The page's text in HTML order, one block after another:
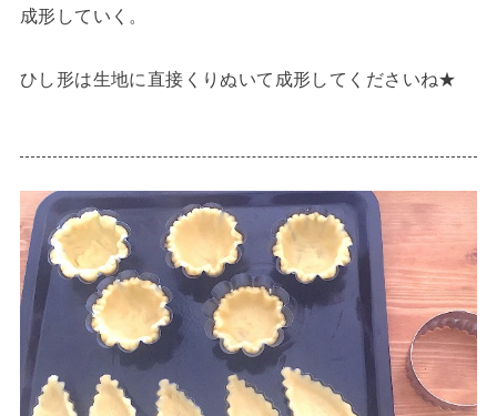
成形していく。
ひし形は生地に直接くりぬいて成形してくださいね★